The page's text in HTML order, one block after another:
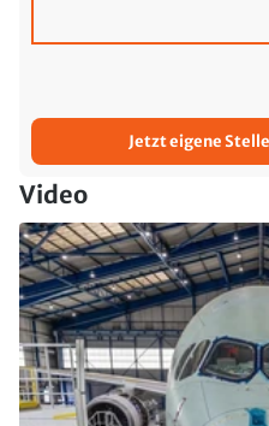
Jetzt eigene
Video